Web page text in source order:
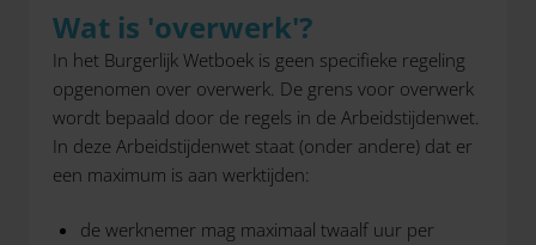
Wat is 'overwerk'?
In het Burgerlijk Wetboek is geen specifieke regeling
opgenomen over overwerk. De grens voor overwerk
wordt bepaald door de regels in de Arbeidstijdenwet.
In deze Arbeidstijdenwet staat (onder andere) dat er
een maximum is aan werktijden:
de werknemer mag maximaal twaalf uur per